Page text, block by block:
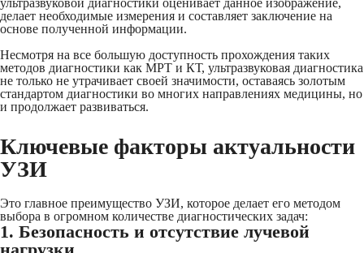
ультразвуковой диагностики оценивает данное изображение,
делает необходимые измерения и составляет заключение на
основе полученной информации.
Несмотря на все большую доступность прохождения таких
методов диагностики как МРТ и КТ, ультразвуковая диагностика
не только не утрачивает своей значимости, оставаясь золотым
стандартом диагностики во многих направлениях медицины, но
и продолжает развиваться.
Ключевые факторы актуальности
УЗИ
Это главное преимущество УЗИ, которое делает его методом
выбора в огромном количестве диагностических задач:
1. Безопасность и отсутствие лучевой